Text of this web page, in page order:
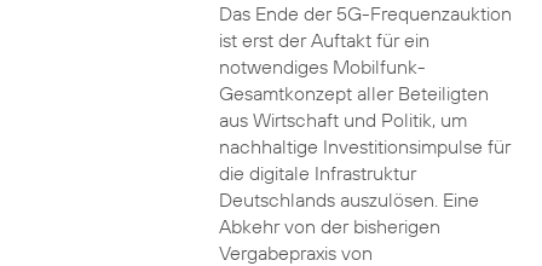
Das Ende der 5G-Frequenzauktion
ist erst der Auftakt für ein
notwendiges Mobilfunk-
Gesamtkonzept aller Beteiligten
aus Wirtschaft und Politik, um
nachhaltige Investitionsimpulse für
die digitale Infrastruktur
Deutschlands auszulösen. Eine
Abkehr von der bisherigen
Vergabepraxis von